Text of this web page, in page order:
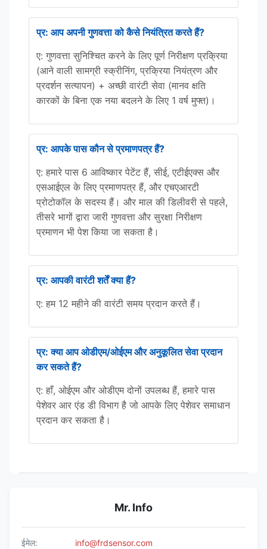
प्र: आप अपनी गुणवत्ता को कैसे नियंत्रित करते हैं?
ए: गुणवत्ता सुनिश्चित करने के लिए पूर्ण निरीक्षण प्रक्रिया
(आने वाली सामग्री स्क्रीनिंग, प्रक्रिया नियंत्रण और
प्रदर्शन सत्यापन) + अच्छी वारंटी सेवा (मानव क्षति
कारकों के बिना एक नया बदलने के लिए 1 वर्ष मुफ्त)।
प्र: आपके पास कौन से प्रमाणपत्र हैं?
ए: हमारे पास 6 आविष्कार पेटेंट हैं, सीई, एटीईएक्स और
एसआईएल के लिए प्रमाणपत्र हैं, और एचएआरटी
प्रोटोकॉल के सदस्य हैं। और माल की डिलीवरी से पहले,
तीसरे भागों द्वारा जारी गुणवत्ता और सुरक्षा निरीक्षण
प्रमाणन भी पेश किया जा सकता है।
प्र: आपकी वारंटी शर्तें क्या हैं?
ए: हम 12 महीने की वारंटी समय प्रदान करते हैं।
प्र: क्या आप ओडीएम/ओईएम और अनुकूलित सेवा प्रदान
कर सकते हैं?
ए: हाँ, ओईएम और ओडीएम दोनों उपलब्ध हैं, हमारे पास
पेशेवर आर एंड डी विभाग है जो आपके लिए पेशेवर समाधान
प्रदान कर सकता है।
Mr. Info
ईमेल:
info@frdsensor.com